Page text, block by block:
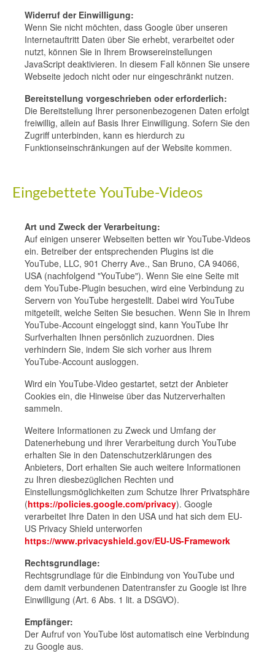
Widerruf der Einwilligung:
Wenn Sie nicht möchten, dass Google über unseren
Internetauftritt Daten über Sie erhebt, verarbeitet oder
nutzt, können Sie in Ihrem Browsereinstellungen
JavaScript deaktivieren. In diesem Fall können Sie unsere
Webseite jedoch nicht oder nur eingeschränkt nutzen.
Bereitstellung vorgeschrieben oder erforderlich:
Die Bereitstellung Ihrer personenbezogenen Daten erfolgt
freiwillig, allein auf Basis Ihrer Einwilligung. Sofern Sie den
Zugriff unterbinden, kann es hierdurch zu
Funktionseinschränkungen auf der Website kommen.
Eingebettete YouTube-Videos
Art und Zweck der Verarbeitung:
Auf einigen unserer Webseiten betten wir YouTube-Videos
ein. Betreiber der entsprechenden Plugins ist die
YouTube, LLC, 901 Cherry Ave., San Bruno, CA 94066,
USA (nachfolgend "YouTube"). Wenn Sie eine Seite mit
dem YouTube-Plugin besuchen, wird eine Verbindung zu
Servern von YouTube hergestellt. Dabei wird YouTube
mitgeteilt, welche Seiten Sie besuchen. Wenn Sie in Ihrem
YouTube-Account eingeloggt sind, kann YouTube Ihr
Surfverhalten Ihnen persönlich zuzuordnen. Dies
verhindern Sie, indem Sie sich vorher aus Ihrem
YouTube-Account ausloggen.
Wird ein YouTube-Video gestartet, setzt der Anbieter
Cookies ein, die Hinweise über das Nutzerverhalten
sammeln.
Weitere Informationen zu Zweck und Umfang der
Datenerhebung und ihrer Verarbeitung durch YouTube
erhalten Sie in den Datenschutzerklärungen des
Anbieters, Dort erhalten Sie auch weitere Informationen
zu Ihren diesbezüglichen Rechten und
Einstellungsmöglichkeiten zum Schutze Ihrer Privatsphäre
(https://policies.google.com/privacy). Google
verarbeitet Ihre Daten in den USA und hat sich dem EU-
US Privacy Shield unterworfen
https://www.privacyshield.gov/EU-US-Framework
Rechtsgrundlage:
Rechtsgrundlage für die Einbindung von YouTube und
dem damit verbundenen Datentransfer zu Google ist Ihre
Einwilligung (Art. 6 Abs. 1 lit. a DSGVO).
Empfänger:
Der Aufruf von YouTube löst automatisch eine Verbindung
zu Google aus.